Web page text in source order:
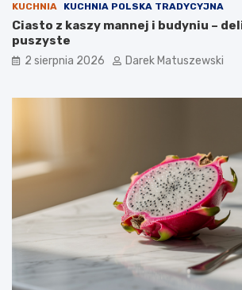
KUCHNIA KUCHNIA POLSKA TRADYCYJNA
Ciasto z kaszy mannej i budyniu –
puszyste
2 sierpnia 2026 Darek Matuszewski